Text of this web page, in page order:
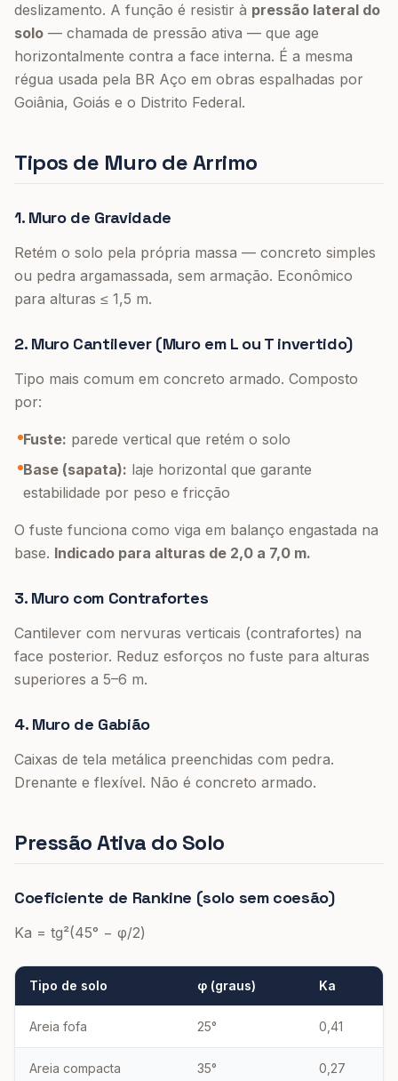
deslizamento. A função é resistir à pressão lateral do
solo — chamada de pressão ativa — que age
horizontalmente contra a face interna. É a mesma
régua usada pela BR Aço em obras espalhadas por
Goiânia, Goiás e o Distrito Federal.
Tipos de Muro de Arrimo
1. Muro de Gravidade
Retém o solo pela própria massa — concreto simples
ou pedra argamassada, sem armação. Econômico
para alturas ≤ 1,5 m.
2. Muro Cantilever (Muro em L ou T invertido)
Tipo mais comum em concreto armado. Composto
por:
Fuste: parede vertical que retém o solo
Base (sapata): laje horizontal que garante
estabilidade por peso e fricção
O fuste funciona como viga em balanço engastada na
base. Indicado para alturas de 2,0 a 7,0 m.
3. Muro com Contrafortes
Cantilever com nervuras verticais (contrafortes) na
face posterior. Reduz esforços no fuste para alturas
superiores a 5–6 m.
4. Muro de Gabião
Caixas de tela metálica preenchidas com pedra.
Drenante e flexível. Não é concreto armado.
Pressão Ativa do Solo
Coeficiente de Rankine (solo sem coesão)
Ka = tg²(45° − φ/2)
Tipo de solo φ (graus) Ka
Areia fofa 25° 0,41
Areia compacta 35° 0,27